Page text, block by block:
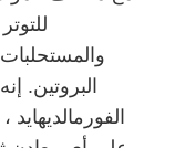
البروتين.
الفورمالديهايد